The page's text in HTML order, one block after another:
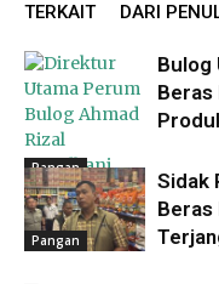
TERKAIT DARI
Pangan
Bulog
Beras
Pangan
Sidak
Beras